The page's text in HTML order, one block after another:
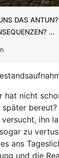
das
...
hat nicht
ihn
zu
ans
und die